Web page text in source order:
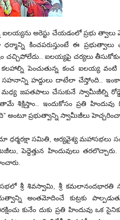
ఐలయ్యను అరెస్టు చేయడంలో ప్రభు
కించపరుస్తుంటే ఈ
చచ్చిపోలేదు.. ఐలయ్యపై చర్యలు
పెంచుతున్న కంచ ఐలయ్య
హద్దులు దాటేలా చేస్తోంది.. ఇంకా
జపతపాలు చేసుకునే స్వామీజీల్ని
శిక్షిస్తాం.. ఇందుకోసం ప్రతి
ప్రభుత్వాన్ని స్వామీజీలు
ధర్మరక్షా సమితి, ఆర్యవైశ్య మహాసభలు
పెద్దెత్తున హిందువులు తరలొచ్చారు.
సభలో శ్రీ శివస్వామి, శ్రీ కమలానందభారతి
అంతమోదించే కుట్రకు
కునేం దుకు ప్రతి హిందువు ఒక